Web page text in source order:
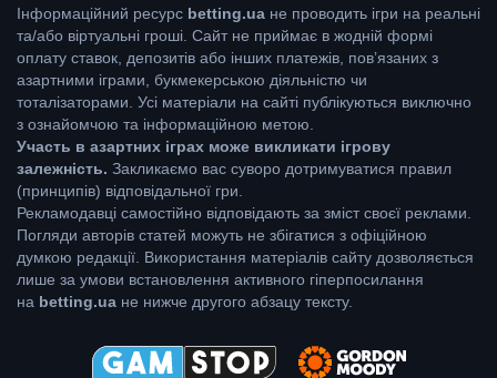
Інформаційний ресурс betting.ua не проводить ігри на реальні
та/або віртуальні гроші. Сайт не приймає в жодній формі
оплату ставок, депозитів або інших платежів, пов’язаних з
азартними іграми, букмекерською діяльністю чи
тоталізаторами. Усі матеріали на сайті публікуються виключно
з ознайомчою та інформаційною метою.
Участь в азартних іграх може викликати ігрову
залежність. Закликаємо вас суворо дотримуватися правил
(принципів) відповідальної гри.
Рекламодавці самостійно відповідають за зміст своєї реклами.
Погляди авторів статей можуть не збігатися з офіційною
думкою редакції. Використання матеріалів сайту дозволяється
лише за умови встановлення активного гіперпосилання
на betting.ua не нижче другого абзацу тексту.